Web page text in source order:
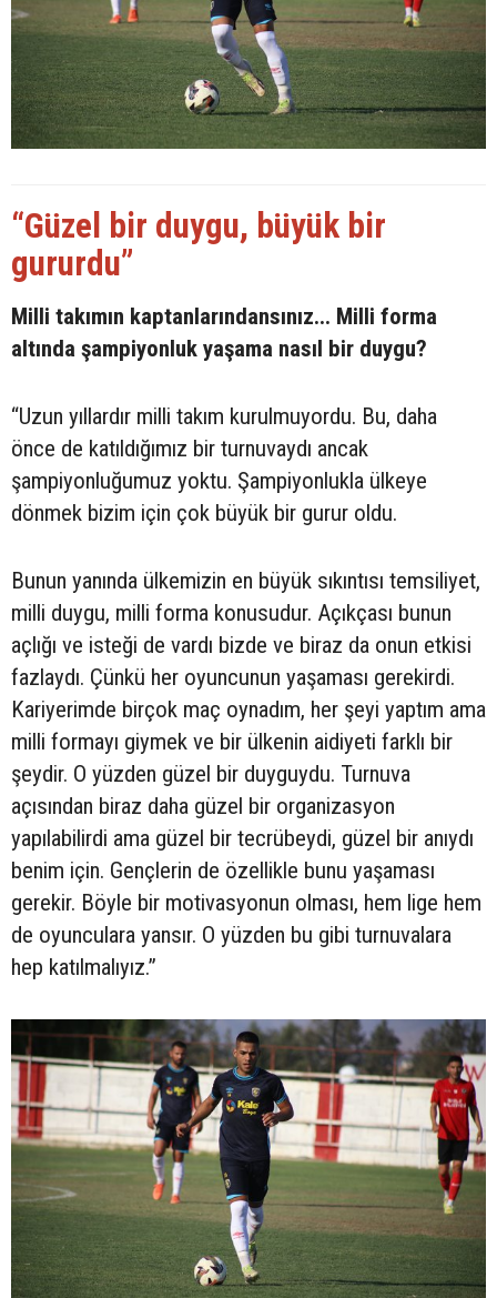
“Güzel bir duygu, büyük bir
gururdu”
Milli takımın kaptanlarındansınız... Milli forma
altında şampiyonluk yaşama nasıl bir duygu?
“Uzun yıllardır milli takım kurulmuyordu. Bu, daha
önce de katıldığımız bir turnuvaydı ancak
şampiyonluğumuz yoktu. Şampiyonlukla ülkeye
dönmek bizim için çok büyük bir gurur oldu.
Bunun yanında ülkemizin en büyük sıkıntısı temsiliyet,
milli duygu, milli forma konusudur. Açıkçası bunun
açlığı ve isteği de vardı bizde ve biraz da onun etkisi
fazlaydı. Çünkü her oyuncunun yaşaması gerekirdi.
Kariyerimde birçok maç oynadım, her şeyi yaptım ama
milli formayı giymek ve bir ülkenin aidiyeti farklı bir
şeydir. O yüzden güzel bir duyguydu. Turnuva
açısından biraz daha güzel bir organizasyon
yapılabilirdi ama güzel bir tecrübeydi, güzel bir anıydı
benim için. Gençlerin de özellikle bunu yaşaması
gerekir. Böyle bir motivasyonun olması, hem lige hem
de oyunculara yansır. O yüzden bu gibi turnuvalara
hep katılmalıyız.”